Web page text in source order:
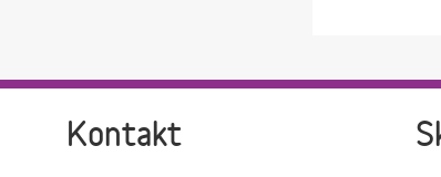
Kontakt